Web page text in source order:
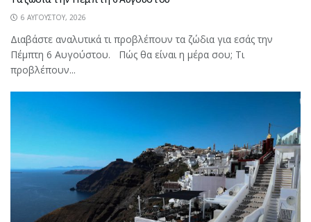
6 ΑΥΓΟΎΣΤΟΥ, 2026
Διαβάστε αναλυτικά τι προβλέπουν τα ζώδια για εσάς την
Πέμπτη 6 Αυγούστου. Πώς θα είναι η μέρα σου; Τι
προβλέπουν...